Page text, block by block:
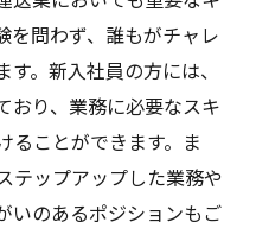
を問わず、誰もがチャレ
。新入社員の方には、
おり、業務に必要なスキ
ることができます。ま
テップアップした業務や
いのあるポジションもご